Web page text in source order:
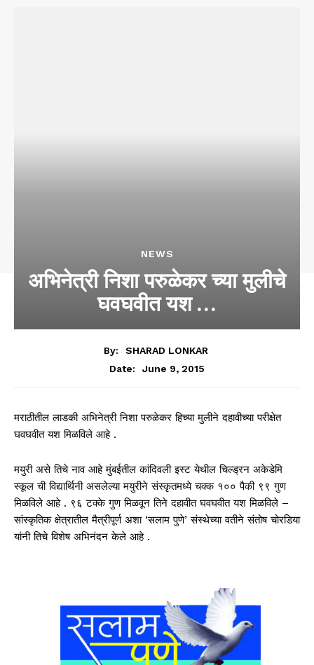
NEWS
अभिनेत्री निशा परुळेकर च्या मुलीचे
घवघवीत यश …
By:
SHARAD LONKAR
Date:
June 9, 2015
मराठीतील लाडकी अभिनेत्री निशा परुळेकर हिच्या मुलीने दहावीच्या परीक्षेत
घवघवीत यश मिळविले आहे .
मयुरी असे तिचे नाव आहे मुंबईतील कांदिवली इस्ट येथील चिल्ड्रन अकेडेमि
स्कूल ची विद्यार्थिनी असलेल्या मयुरीने संस्कृतमध्ये चक्क १०० पैकी ९९ गुण
मिळविले आहे . ९६ टक्के गुण मिळवून तिने दहावीत घवघवीत यश मिळविले –
सांस्कृतिक क्षेत्रातील मैत्रीपूर्ण अशा ‘सलाम पुणे’ संस्थेच्या वतीने संतोष चोरडिया
यांनी तिचे विशेष अभिनंदन केले आहे .